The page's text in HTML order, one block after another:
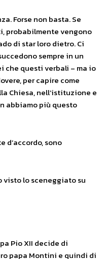
Forse non basta. Se
probabilmente vengono
di star loro dietro. Ci
sempre in un
che questi verbali – ma io
per capire come
Chiesa, nell’istituzione e
abbiamo più questo
d’accordo, sono
visto lo sceneggiato su
Pio XII decide di
papa Montini e quindi di